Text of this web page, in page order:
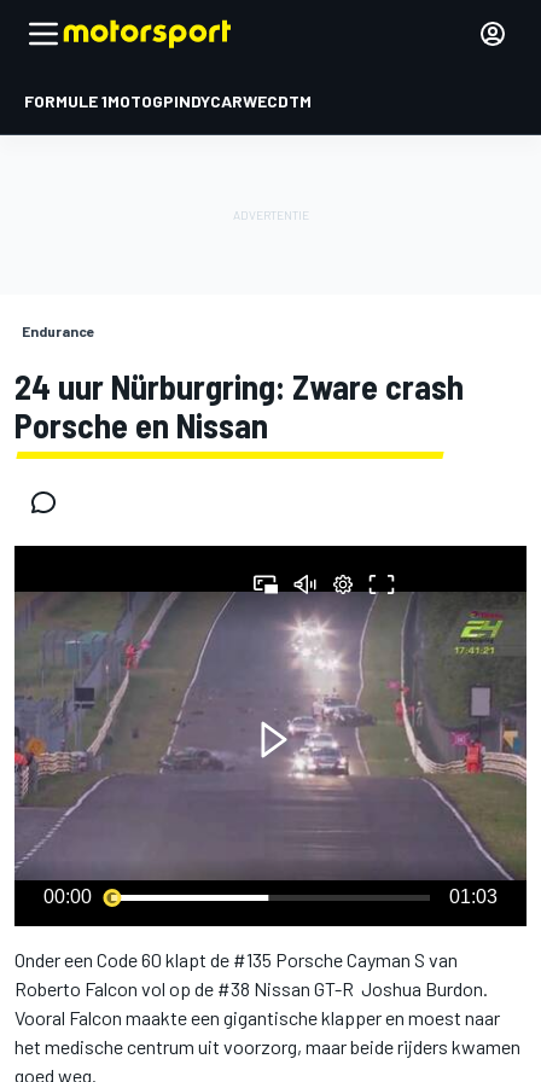
FORMULE 1MOTOGPINDYCARWECDTM
Endurance
24 uur Nürburgring: Zware crash
Porsche en Nissan
00:00 01:03
Onder een Code 60 klapt de #135 Porsche Cayman S van
Roberto Falcon vol op de #38 Nissan GT-R Joshua Burdon.
Vooral Falcon maakte een gigantische klapper en moest naar
het medische centrum uit voorzorg, maar beide rijders kwamen
goed weg.